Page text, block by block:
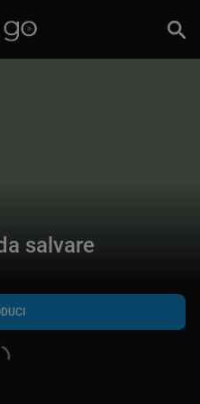
salvare